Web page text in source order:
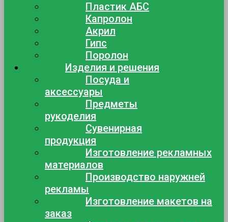
Пластик АБС
Капролон
Акрил
Гипс
Поролон
Изделия и решения
Посуда и
аксессуары
Предметы
рукоделия
Сувенирная
продукция
Изготовление рекламных
материалов
Производство наружней
рекламы
Изготовление макетов на
заказ